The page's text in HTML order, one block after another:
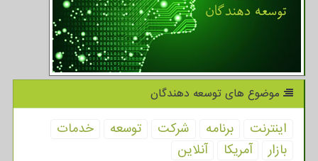
موضوع های توسعه دهندگان
اینترنت برنامه شركت توسعه
خدمات
بازار
آمریكا آنلاین